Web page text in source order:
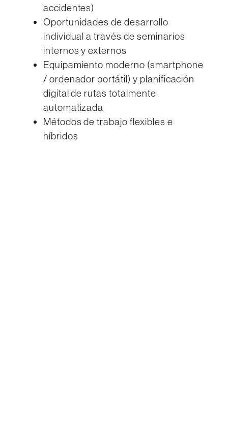
accidentes)
Oportunidades de desarrollo
individual a través de seminarios
internos y externos
Equipamiento moderno (smartphone
/ ordenador portátil) y planificación
digital de rutas totalmente
automatizada
Métodos de trabajo flexibles e
híbridos